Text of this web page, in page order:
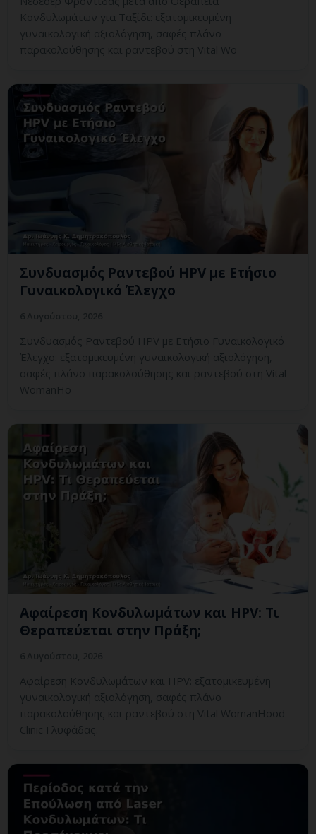
Κονδυλωμάτων για Ταξίδι: εξατομικευμένη
γυναικολογική αξιολόγηση, σαφές πλάνο
παρακολούθησης και ραντεβού στη Vital Wo
Συνδυασμός Ραντεβού HPV με Ετήσιο
Γυναικολογικό Έλεγχο
Συνδυασμός Ραντεβού HPV με Ετήσιο Γυναικολογικό
Έλεγχο: εξατομικευμένη γυναικολογική αξιολόγηση,
σαφές πλάνο παρακολούθησης και ραντεβού στη Vital
WomanHo
Αφαίρεση Κονδυλωμάτων και HPV: Τι
Θεραπεύεται στην Πράξη;
Αφαίρεση Κονδυλωμάτων και HPV: εξατομικευμένη
γυναικολογική αξιολόγηση, σαφές πλάνο
παρακολούθησης και ραντεβού στη Vital WomanHood
Clinic Γλυφάδας.